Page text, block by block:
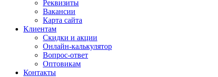
Реквизиты
Вакансии
Карта сайта
Клиентам
Скидки и акции
Онлайн-калькулятор
Вопрос-ответ
Оптовикам
Контакты